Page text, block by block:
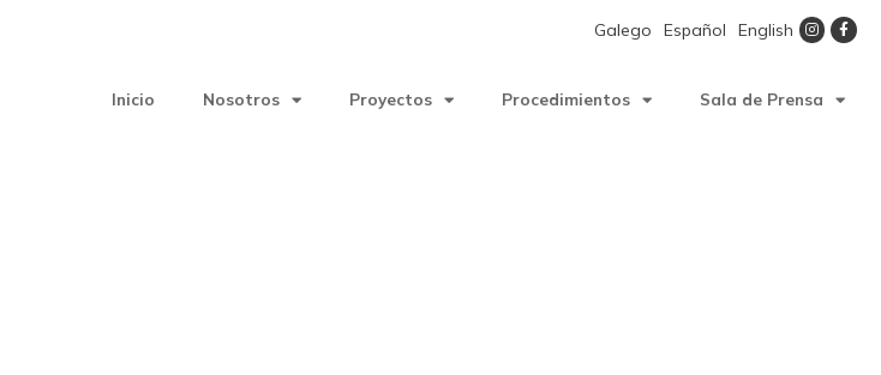
Galego Español English
Inicio Nosotros Proyectos Procedimientos Sala de Prensa